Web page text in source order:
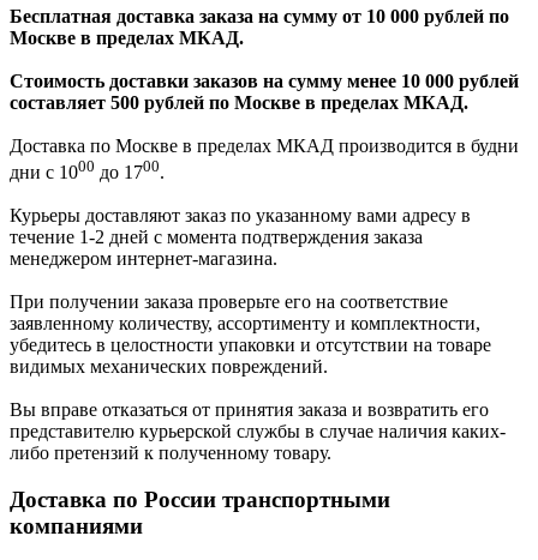
Бесплатная доставка заказа на сумму от 10 000 рублей по
Москве в пределах МКАД.
Стоимость доставки заказов на сумму менее 10 000 рублей
составляет 500 рублей по Москве в пределах МКАД.
Доставка по Москве в пределах МКАД производится в будни
дни с 1000 до 1700.
Курьеры доставляют заказ по указанному вами адресу в
течение 1-2 дней с момента подтверждения заказа
менеджером интернет-магазина.
При получении заказа проверьте его на соответствие
заявленному количеству, ассортименту и комплектности,
убедитесь в целостности упаковки и отсутствии на товаре
видимых механических повреждений.
Вы вправе отказаться от принятия заказа и возвратить его
представителю курьерской службы в случае наличия каких-
либо претензий к полученному товару.
Доставка по России транспортными
компаниями